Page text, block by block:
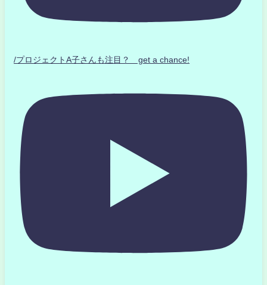
/プロジェクトA子さんも注目？ get a chance!